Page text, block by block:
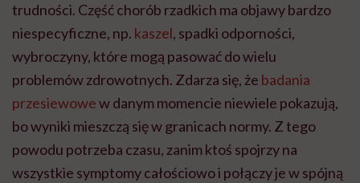
trudności. Część chorób rzadkich ma objawy bardzo
niespecyficzne, np. kaszel, spadki odporności,
wybroczyny, które mogą pasować do wielu
problemów zdrowotnych. Zdarza się, że badania
przesiewowew danym momencie niewiele pokazują,
bo wyniki mieszczą się w granicach normy. Z tego
powodu potrzeba czasu, zanim ktoś spojrzy na
wszystkie symptomy całościowo i połączy je w spójną